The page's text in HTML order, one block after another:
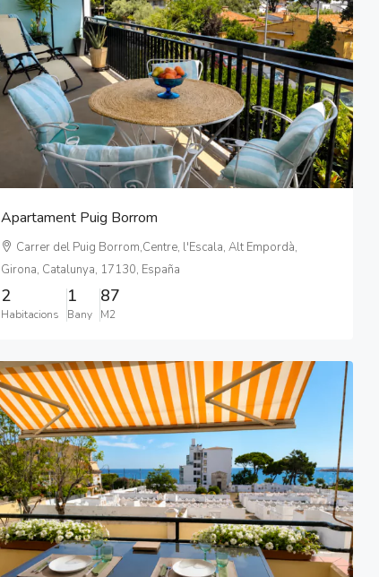
Apartament Puig Borrom
Carrer del Puig Borrom,Centre, l'Escala, Alt Empordà,
Girona, Catalunya, 17130, España
2
Habitacions
1
Bany
87
M2